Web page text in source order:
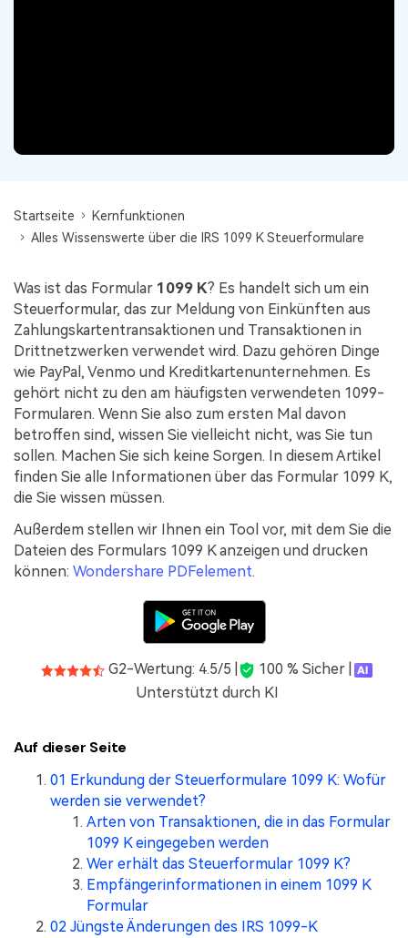
PDF zusammenfügen
Weitere Online-Tools
PDF organisieren
Professionelle Anwender
PDF Signieren
PDF schützen
PDF Stapelbearbeiten
PDF OCR
PDF-Daten extrahieren
PDF freigeben
eSign PDFs rechtmäßig Neu
Branchen
Rechtliches
Gesundheitswesen
Veröffentlichung
Freiberufler
Alle PDF-Funktionen
Kundengeschichten
G2 Awards
Bessere Nutzung
Technische Daten
Kontakt zum Support
Was ist NEU
Benutzerhandbuch
PDFelement für Windows
PDFelement für Mac
PDFelement für Android
Mehr erfahren
Kostenlose PDF-Vorlagen
Bearbeiten, Drucken und Anpassen von kostenlosen Vorlagen.
PDF-Wissen
PDF-bezogene Informationen, die Sie benötigen.
Download-Zentrum
Laden Sie die leistungsstärksten und einfachsten PDF-Tools
Startseite
Kernfunktionen
Alles Wissenswerte über die IRS 1099 K Steuerformulare
Was ist das Formular 1099 K? Es handelt sich um ein
Steuerformular, das zur Meldung von Einkünften aus
Zahlungskartentransaktionen und Transaktionen in
Drittnetzwerken verwendet wird. Dazu gehören Dinge
wie PayPal, Venmo und Kreditkartenunternehmen. Es
gehört nicht zu den am häufigsten verwendeten 1099-
Formularen. Wenn Sie also zum ersten Mal davon
betroffen sind, wissen Sie vielleicht nicht, was Sie tun
sollen. Machen Sie sich keine Sorgen. In diesem Artikel
finden Sie alle Informationen über das Formular 1099 K,
die Sie wissen müssen.
Außerdem stellen wir Ihnen ein Tool vor, mit dem Sie die
Dateien des Formulars 1099 K anzeigen und drucken
können: Wondershare PDFelement.
G2-Wertung: 4.5/5 |
100 % Sicher |
Unterstützt durch KI
Auf dieser Seite
01 Erkundung der Steuerformulare 1099 K: Wofür
werden sie verwendet?
Arten von Transaktionen, die in das Formular
1099 K eingegeben werden
Wer erhält das Steuerformular 1099 K?
Empfängerinformationen in einem 1099 K
Formular
02 Jüngste Änderungen des IRS 1099-K